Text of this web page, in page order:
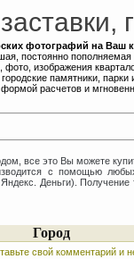
фотографий на Ваш
постоянно
фото, изображения
памятники, парки
расчетов и
все это Вы можете
с помощью
Деньги).
Город
свой комментарий и не